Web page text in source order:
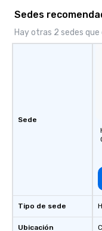
Sedes
Hay otras 2 sedes
Sede
Tipo de sede
Ubicación